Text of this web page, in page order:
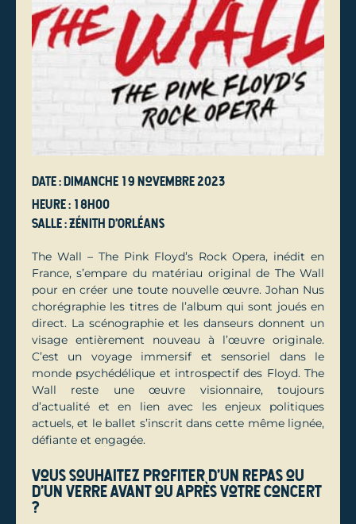
Date : dimanche 19 novembre 2023
Heure : 18h00
Salle : Zénith d'Orléans
The Wall – The Pink Floyd’s Rock Opera, inédit en
France, s’empare du matériau original de The Wall
pour en créer une toute nouvelle œuvre. Johan Nus
chorégraphie les titres de l’album qui sont joués en
direct. La scénographie et les danseurs donnent un
visage entièrement nouveau à l’œuvre originale.
C’est un voyage immersif et sensoriel dans le
monde psychédélique et introspectif des Floyd. The
Wall reste une œuvre visionnaire, toujours
d’actualité et en lien avec les enjeux politiques
actuels, et le ballet s’inscrit dans cette même lignée,
défiante et engagée.
Vous souhaitez profiter d'un repas ou
d'un verre avant ou après votre concert
?